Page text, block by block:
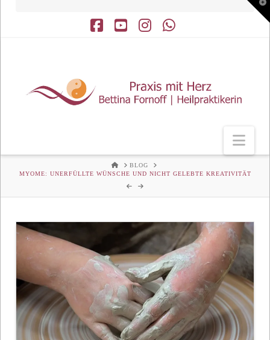
HOMEBLOG
MYOME: UNERFÜLLTE WÜNSCHE UND NICHT GELEBTE KREATIVITÄT